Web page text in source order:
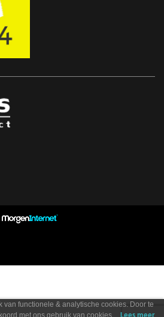
van functionele & analytische cookies. Door te
met ons gebruik van cookies.